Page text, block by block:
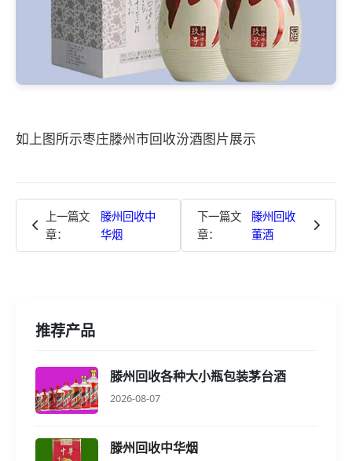
如上图所示枣庄滕州市回收汾酒图片展示
上一篇文
章：
滕州回收中
华烟
下一篇文
章：
滕州回收
董酒
推荐产品
滕州回收各种大小瓶包装茅台酒
2026-08-07
滕州回收中华烟